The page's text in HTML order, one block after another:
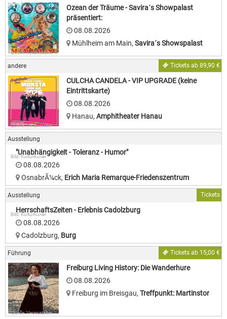
Quelle: Veranstalter
Ozean der Träume - Savira´s Showpalast
präsentiert:
08.08.2026
Mühlheim am Main, Savira´s Showspalast
andere Tickets ab 89,90 €
Quelle: Veranstalter
CULCHA CANDELA - VIP UPGRADE (keine
Eintrittskarte)
08.08.2026
Hanau, Amphitheater Hanau
Ausstellung
Bild: Kulturkurier
"Unabhängigkeit - Toleranz - Humor"
08.08.2026
OsnabrÃ¼ck, Erich Maria Remarque-Friedenszentrum
Ausstellung Tickets
Bild: Kulturkurier
HerrschaftsZeiten - Erlebnis Cadolzburg
08.08.2026
Cadolzburg, Burg
Führung Tickets ab 15,00 €
Quelle: Veranstalter
Freiburg Living History: Die Wanderhure
08.08.2026
Freiburg im Breisgau, Treffpunkt: Martinstor